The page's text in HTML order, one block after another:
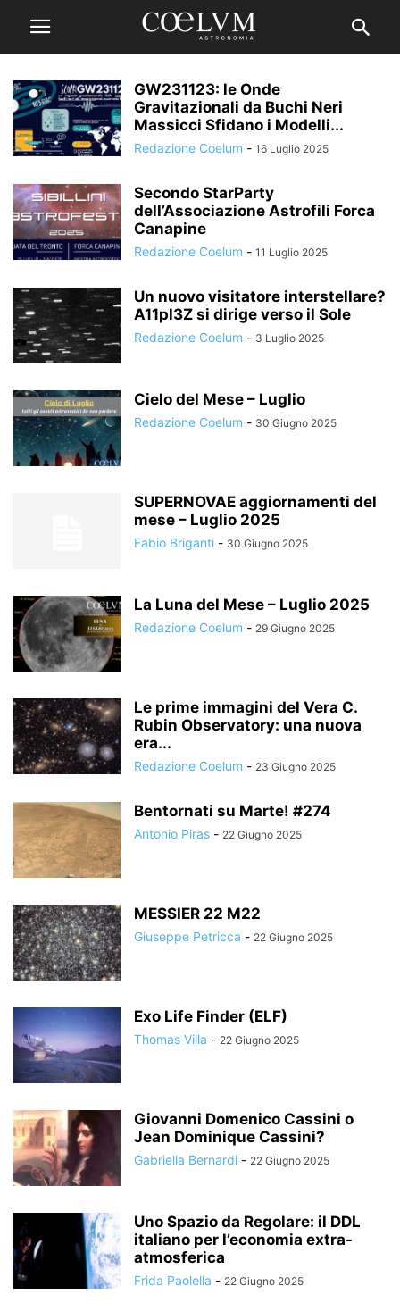
GW231123: le Onde
Gravitazionali da Buchi Neri
Massicci Sfidano i Modelli...
Redazione Coelum - 16 Luglio 2025
Secondo StarParty
dell’Associazione Astrofili Forca
Canapine
Redazione Coelum - 11 Luglio 2025
Un nuovo visitatore interstellare?
A11pl3Z si dirige verso il Sole
Redazione Coelum - 3 Luglio 2025
Cielo del Mese – Luglio
Redazione Coelum - 30 Giugno 2025
SUPERNOVAE aggiornamenti del
mese – Luglio 2025
Fabio Briganti - 30 Giugno 2025
La Luna del Mese – Luglio 2025
Redazione Coelum - 29 Giugno 2025
Le prime immagini del Vera C.
Rubin Observatory: una nuova
era...
Redazione Coelum - 23 Giugno 2025
Bentornati su Marte! #274
Antonio Piras - 22 Giugno 2025
MESSIER 22 M22
Giuseppe Petricca - 22 Giugno 2025
Exo Life Finder (ELF)
Thomas Villa - 22 Giugno 2025
Giovanni Domenico Cassini o
Jean Dominique Cassini?
Gabriella Bernardi - 22 Giugno 2025
Uno Spazio da Regolare: il DDL
italiano per l’economia extra-
atmosferica
Frida Paolella - 22 Giugno 2025